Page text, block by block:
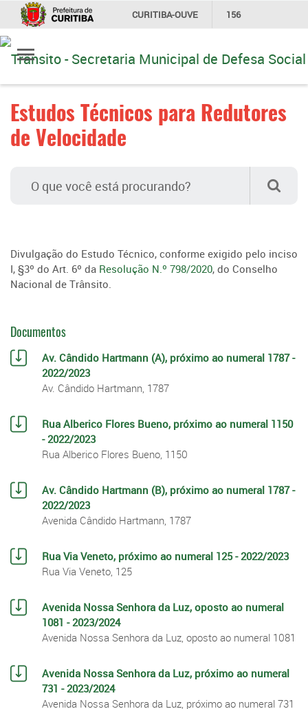
CURITIBA-OUVE 156
Ir
para
conteúdo
Estudos Técnicos para Redutores
de Velocidade
Divulgação do Estudo Técnico, conforme exigido pelo inciso
I, §3º do Art. 6º da Resolução N.º 798/2020, do Conselho
Nacional de Trânsito.
Documentos
Av. Cândido Hartmann (A), próximo ao numeral 1787 -
2022/2023
Av. Cândido Hartmann, 1787
Rua Alberico Flores Bueno, próximo ao numeral 1150
- 2022/2023
Rua Alberico Flores Bueno, 1150
Av. Cândido Hartmann (B), próximo ao numeral 1787 -
2022/2023
Avenida Cândido Hartmann, 1787
Rua Via Veneto, próximo ao numeral 125 - 2022/2023
Rua Via Veneto, 125
Avenida Nossa Senhora da Luz, oposto ao numeral
1081 - 2023/2024
Avenida Nossa Senhora da Luz, oposto ao numeral 1081
Avenida Nossa Senhora da Luz, próximo ao numeral
731 - 2023/2024
Avenida Nossa Senhora da Luz, próximo ao numeral 731